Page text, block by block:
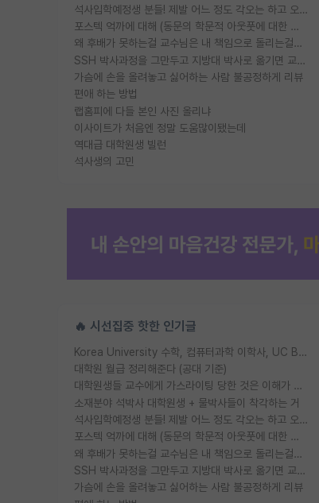
석사입학예정생 분들! 제발 어느 정도 각오는 하고 오세요.
포스텍 억까에 대해 (동문의 학문적 아웃풋에 대한 반박)
왜 후배가 못하는걸 교수님은 내 책임으로 돌리는걸까요?
SSH 박사과정을 그만두고 지방대 박사로 옮기면 교수의 꿈은 끝일까요?
가슴에 손을 올려놓고 싫어하는 사람 불공정하게 리뷰
편애 하는 방법
랩홈피에 다들 본인 사진 올리냐
이사이트가 처음엔 정말 도움많이됐는데
역대급 대학원생 빌런
석사생의 고민
🔥 시선집중 핫한 인기글
Korea University 수학, 컴퓨터과학 이학사, UC Berkeley 산업공학 대학원 공학박사가 되는 것은 쉽지 않겠죠?
대학원 월급 정리해준다 (공대 기준)
대학원생들 교수에게 가스라이팅 당한 것은 이해가 갑니다. 안타깝네요.
소재분야 석박사 대학원생 + 물박사들이 착각하는 거
석사입학예정생 분들! 제발 어느 정도 각오는 하고 오세요.
포스텍 억까에 대해 (동문의 학문적 아웃풋에 대한 반박)
왜 후배가 못하는걸 교수님은 내 책임으로 돌리는걸까요?
SSH 박사과정을 그만두고 지방대 박사로 옮기면 교수의 꿈은 끝일까요?
가슴에 손을 올려놓고 싫어하는 사람 불공정하게 리뷰